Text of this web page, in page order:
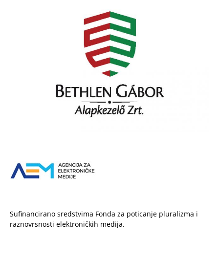
Sufinancirano sredstvima Fonda za poticanje pluralizma i
raznovrsnosti elektroničkih medija.